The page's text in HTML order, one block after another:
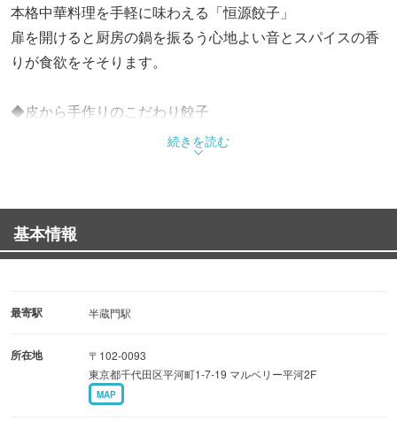
本格中華料理を手軽に味わえる「恒源餃子」
扉を開けると厨房の鍋を振るう心地よい音とスパイスの香
りが食欲をそそります。
◆皮から手作りのこだわり餃子
ご提供する餃子は全て店内で皮から手作りし、お客様から
注文が入り次第、餡を包んでおります。
お楽しみいただけます。
海老やパクチーが入ったアレンジメニューも♪
サワーやハイボールなど、餃子と相性抜群なお飲み物を多
本場の味を堪能したいなら、紹興酒はいかがでしょうか？
◆広々とした店内、個室も利用可能
続きを読む
基本情報
最寄駅 半蔵門駅
所在地
〒102-0093
東京都千代田区平河町1-7-19 マルベリー平河2F
MAP